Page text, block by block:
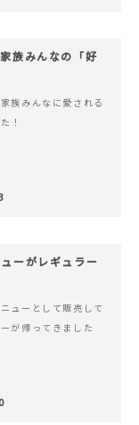
族みんなの「好
族みんなに愛される
！
ーがレギュラー
ューとして販売して
が帰ってきました